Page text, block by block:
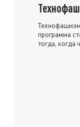
программа
тогда, когда